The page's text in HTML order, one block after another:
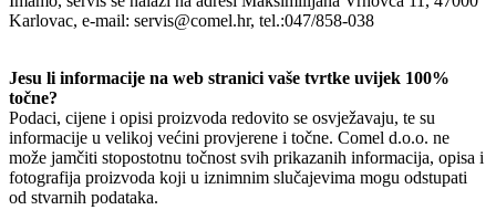
Karlovac, e-mail: servis@comel.hr, tel.:047/858-038
Jesu li informacije na web stranici vaše tvrtke uvijek 100%
točne?
Podaci, cijene i opisi proizvoda redovito se osvježavaju, te su
informacije u velikoj većini provjerene i točne. Comel d.o.o. ne
može jamčiti stopostotnu točnost svih prikazanih informacija, opisa i
fotografija proizvoda koji u iznimnim slučajevima mogu odstupati
od stvarnih podataka.